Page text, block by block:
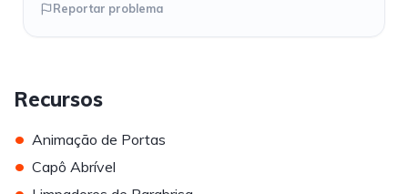
Reportar problema
Recursos
• Animação de Portas
• Capô Abrível